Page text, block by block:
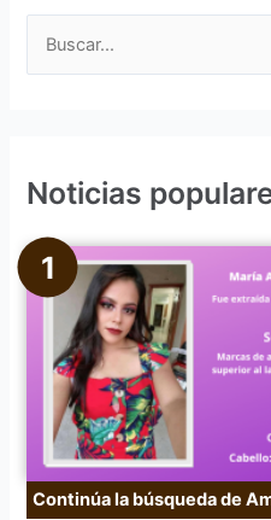
a
o
Noticias
Continúa la búsqueda de